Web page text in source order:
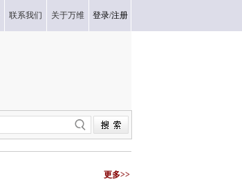
联系我们 关于万维 登录/注册
更多>>